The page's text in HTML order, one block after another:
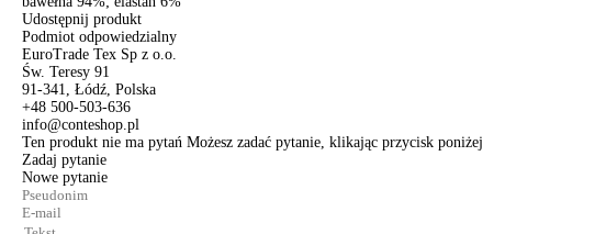
Udostępnij produkt
Podmiot odpowiedzialny
EuroTrade Tex Sp z o.o.
Św. Teresy 91
91-341, Łódź, Polska
+48 500-503-636
info@conteshop.pl
Ten produkt nie ma pytań Możesz zadać pytanie, klikając przycisk poniżej
Zadaj pytanie
Nowe pytanie